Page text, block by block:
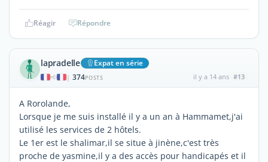
Réagir Répondre
lapradelle Expat en série
| 374POSTS il y a 14 ans #13
A Rorolande,
Lorsque je me suis installé il y a un an à Hammamet,j'ai
utilisé les services de 2 hôtels.
Le 1er est le shalimar,il se situe à jinène,c'est très
proche de yasmine,il y a des accès pour handicapés et il